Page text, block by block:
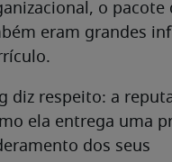
o pacote
eram grandes
diz respeito: a
ela entrega uma
dos seus